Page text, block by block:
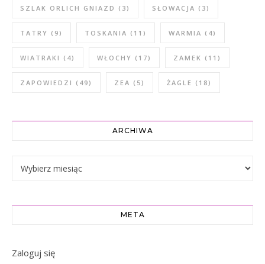
SZLAK ORLICH GNIAZD (3) SŁOWACJA (3)
TATRY (9) TOSKANIA (11) WARMIA (4)
WIATRAKI (4) WŁOCHY (17) ZAMEK (11)
ZAPOWIEDZI (49) ZEA (5) ŻAGLE (18)
ARCHIWA
Archiwa
META
Zaloguj się